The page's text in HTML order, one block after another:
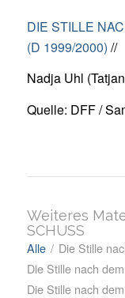
DIE STILLE
(D 1999/2000) //
Nadja Uhl
Quelle: DFF /
Weiteres
SCHUSS
Alle / Die Stille
Die Stille nach
Die Stille nach